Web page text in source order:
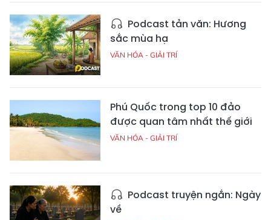
Podcast tản văn: Hương
sắc mùa hạ
VĂN HÓA - GIẢI TRÍ
Phú Quốc trong top 10 đảo
được quan tâm nhất thế giới
VĂN HÓA - GIẢI TRÍ
Podcast truyện ngắn: Ngày
về